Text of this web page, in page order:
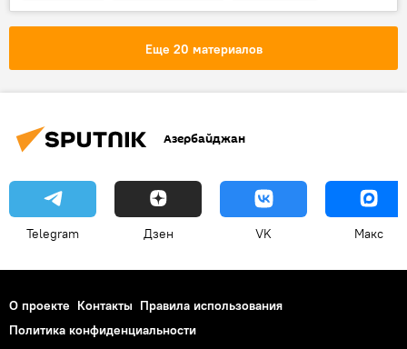
Еще 20 материалов
Азербайджан
Telegram Дзен VK Макс
О проекте Контакты Правила использования
Политика конфиденциальности